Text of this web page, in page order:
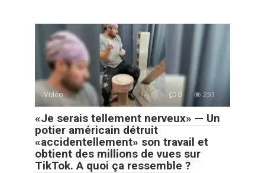
Vidéo 0 251
«Je serais tellement nerveux» — Un
potier américain détruit
«accidentellement» son travail et
obtient des millions de vues sur
TikTok. A quoi ça ressemble ?